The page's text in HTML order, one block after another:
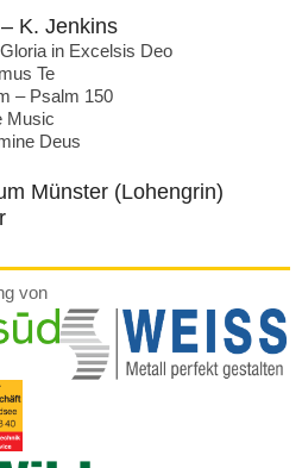
K. Jenkins
in Excelsis Deo
Te
– Psalm 150
Music
Deus
Münster (Lohengrin)
von